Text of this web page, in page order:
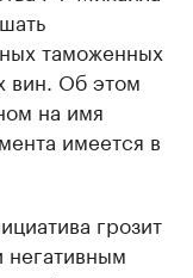
таможенных
вин. Об этом
на имя
имеется в
грозит
негативным